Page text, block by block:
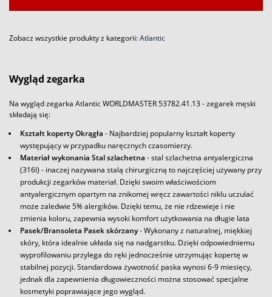
Zobacz wszystkie produkty z kategorii:Atlantic
Wygląd zegarka
Na wygląd zegarka Atlantic WORLDMASTER 53782.41.13 - zegarek męski
składają się:
Kształt koperty Okrągła - Najbardziej popularny kształt koperty
występujący w przypadku naręcznych czasomierzy.
Materiał wykonania Stal szlachetna - stal szlachetna antyalergiczna
(316l) - inaczej nazywana stalą chirurgiczną to najczęściej używany przy
produkcji zegarków materiał. Dzięki swoim właściwościom
antyalergicznym opartym na znikomej wręcz zawartości niklu uczulać
może zaledwie 5% alergików. Dzięki temu, że nie rdzewieje i nie
zmienia koloru, zapewnia wysoki komfort użytkowania na długie lata
Pasek/Bransoleta Pasek skórzany- Wykonany z naturalnej, miękkiej
skóry, która idealnie układa się na nadgarstku. Dzięki odpowiedniemu
wyprofilowaniu przylega do ręki jednocześnie utrzymując kopertę w
stabilnej pozycji. Standardowa żywotność paska wynosi 6-9 miesięcy,
jednak dla zapewnienia długowieczności można stosować specjalne
kosmetyki poprawiające jego wygląd.